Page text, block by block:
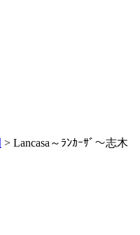
> Lancasa～ﾗﾝｶｰｻﾞ～志木